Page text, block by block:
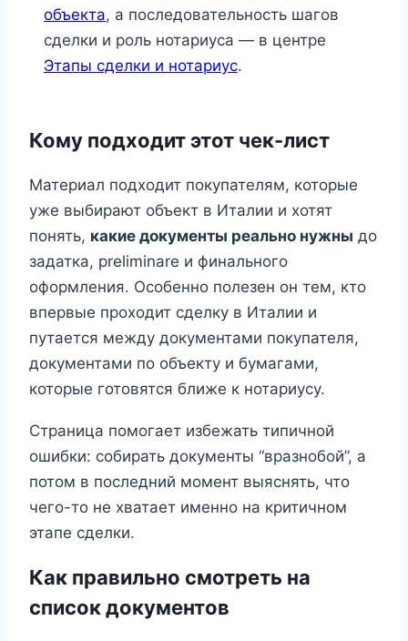
объекта, а последовательность шагов
сделки и роль нотариуса — в центре
Этапы сделки и нотариус.
Кому подходит этот чек-лист
Материал подходит покупателям, которые
уже выбирают объект в Италии и хотят
понять, какие документы реально нужны до
задатка, preliminare и финального
оформления. Особенно полезен он тем, кто
впервые проходит сделку в Италии и
путается между документами покупателя,
документами по объекту и бумагами,
которые готовятся ближе к нотариусу.
Страница помогает избежать типичной
ошибки: собирать документы “вразнобой”, а
потом в последний момент выяснять, что
чего-то не хватает именно на критичном
этапе сделки.
Как правильно смотреть на
список документов